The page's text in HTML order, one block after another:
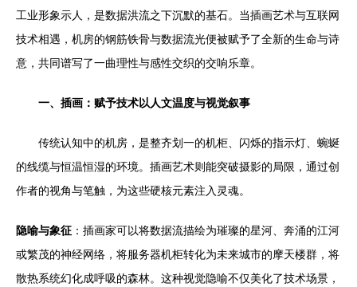
工业形象示人，是数据洪流之下沉默的基石。当插画艺术与互联网
技术相遇，机房的钢筋铁骨与数据流光便被赋予了全新的生命与诗
意，共同谱写了一曲理性与感性交织的交响乐章。
一、插画：赋予技术以人文温度与视觉叙事
传统认知中的机房，是整齐划一的机柜、闪烁的指示灯、蜿蜒
的线缆与恒温恒湿的环境。插画艺术则能突破摄影的局限，通过创
作者的视角与笔触，为这些硬核元素注入灵魂。
隐喻与象征 ：插画家可以将数据流描绘为璀璨的星河、奔涌的江河
或繁茂的神经网络，将服务器机柜转化为未来城市的摩天楼群，将
散热系统幻化成呼吸的森林。这种视觉隐喻不仅美化了技术场景，